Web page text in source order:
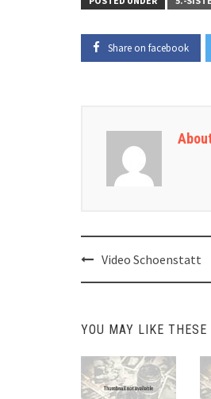
Share on facebook
Post
navigation
Video Schoenstatt
YOU MAY LIKE THESE